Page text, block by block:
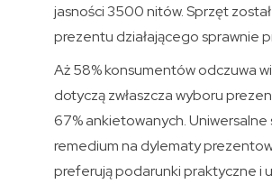
jasności 3500 nitów. Sprzęt
prezentu działającego sprawnie
Aż 58% konsumentów odczuwa
dotyczą zwłaszcza wyboru
67% ankietowanych.
remedium na dylematy
preferują podarunki praktyczne i